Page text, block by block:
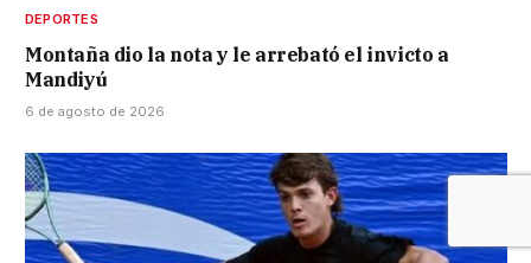
DEPORTES
Montaña dio la nota y le arrebató el invicto a
Mandiyú
6 de agosto de 2026